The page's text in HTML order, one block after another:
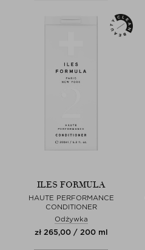
ILES FORMULA
HAUTE PERFORMANCE
CONDITIONER
Odżywka
zł 265,00 / 200 ml